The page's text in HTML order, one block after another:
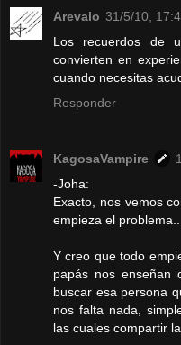
Arevalo 31/5/10,
Los recuerdos de
convierten en
cuando necesitas
Responder
KagosaVampire
-Joha:
Exacto, nos vemos
empieza el problema...
Y creo que todo
papás nos enseñan
buscar esa persona
nos falta nada,
las cuales compartir la